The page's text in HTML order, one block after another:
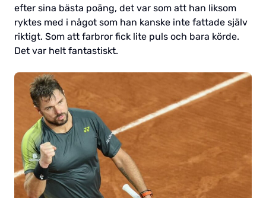
efter sina bästa poäng, det var som att han liksom
ryktes med i något som han kanske inte fattade själv
riktigt. Som att farbror fick lite puls och bara körde.
Det var helt fantastiskt.